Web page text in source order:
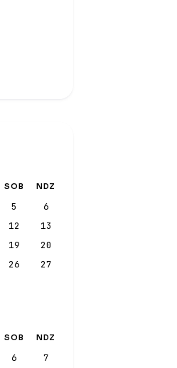
SOB NDZ
5
6
12
13
19
20
26
27
SOB NDZ
6
7